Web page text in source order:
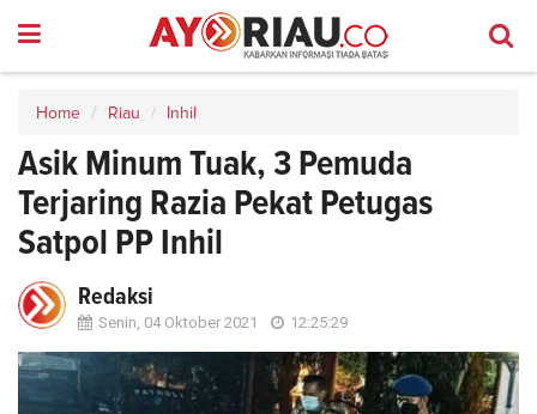
Home Riau Inhil
Asik Minum Tuak, 3 Pemuda
Terjaring Razia Pekat Petugas
Satpol PP Inhil
Redaksi
Senin, 04 Oktober 2021 12:25:29